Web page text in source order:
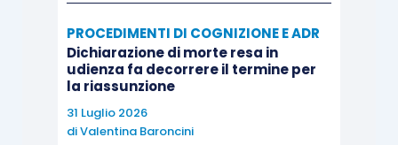
raccomandata, ove le società non vi abbiano già
provveduto, l’adozione di tale modello, almeno
contestualmente alle misure integrative
anticorruzione. Le società che decidano di non
PROCEDIMENTI DI COGNIZIONE E ADR
Dichiarazione di morte resa in
udienza fa decorrere il termine per
la riassunzione
31 Luglio 2026
diValentina Baroncini